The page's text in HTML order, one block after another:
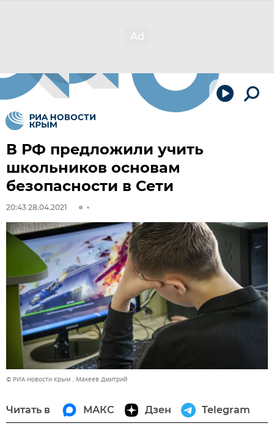
В РФ предложили учить
школьников основам
безопасности в Сети
20:43 28.04.2021
© РИА Новости Крым . Макеев Дмитрий
Читать в МАКС Дзен Telegram